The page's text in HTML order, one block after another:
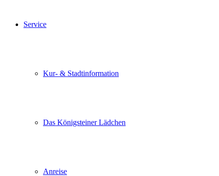
Service
Kur- & Stadtinformation
Das Königsteiner Lädchen
Anreise